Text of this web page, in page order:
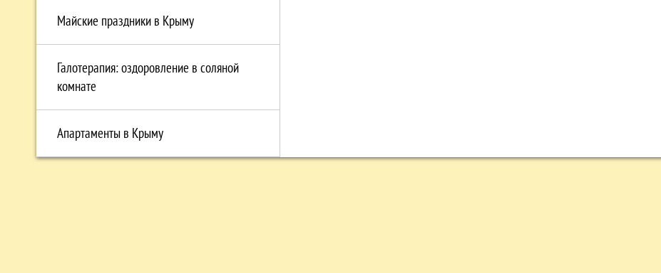
Майские праздники в Крыму
Галотерапия: оздоровление в соляной
комнате
Апартаменты в Крыму